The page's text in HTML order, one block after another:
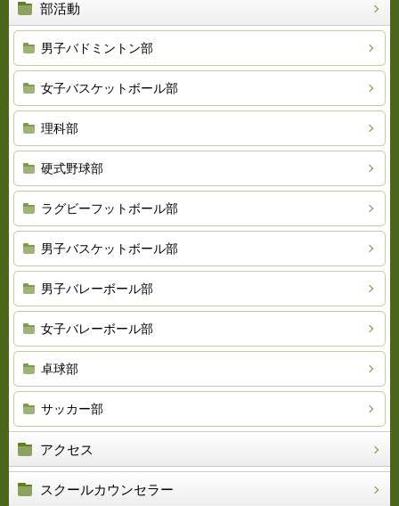
部活動
男子バドミントン部
女子バスケットボール部
理科部
硬式野球部
ラグビーフットボール部
男子バスケットボール部
男子バレーボール部
女子バレーボール部
卓球部
サッカー部
アクセス
スクールカウンセラー